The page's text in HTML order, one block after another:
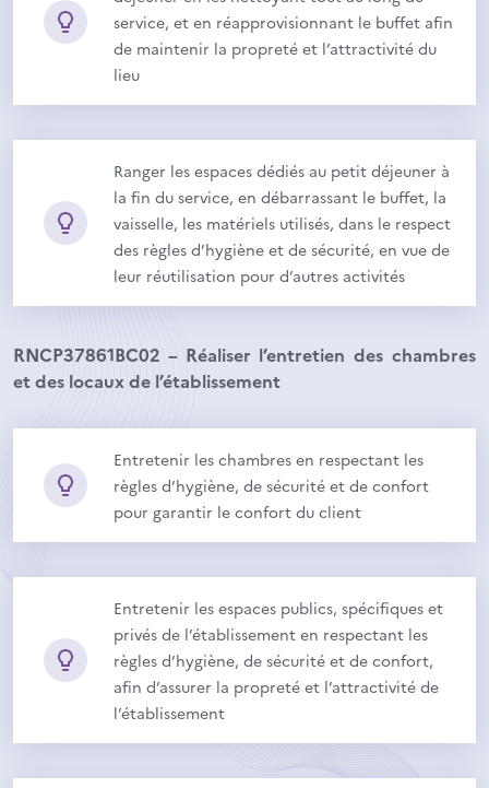
service, et en réapprovisionnant le buffet afin
de maintenir la propreté et l’attractivité du
lieu
Ranger les espaces dédiés au petit déjeuner à
la fin du service, en débarrassant le buffet, la
vaisselle, les matériels utilisés, dans le respect
des règles d’hygiène et de sécurité, en vue de
leur réutilisation pour d’autres activités
RNCP37861BC02 – Réaliser l’entretien des chambres
et des locaux de l’établissement
Entretenir les chambres en respectant les
règles d’hygiène, de sécurité et de confort
pour garantir le confort du client
Entretenir les espaces publics, spécifiques et
privés de l’établissement en respectant les
règles d’hygiène, de sécurité et de confort,
afin d’assurer la propreté et l’attractivité de
l’établissement